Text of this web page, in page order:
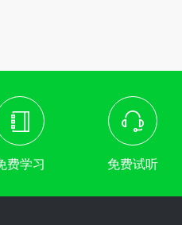
费学习 免费试听